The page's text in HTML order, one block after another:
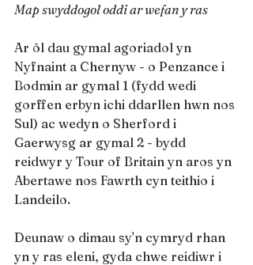
Map swyddogol oddi ar wefan y ras
Ar ôl dau gymal agoriadol yn
Nyfnaint a Chernyw - o Penzance i
Bodmin ar gymal 1 (fydd wedi
gorffen erbyn ichi ddarllen hwn nos
Sul) ac wedyn o Sherford i
Gaerwysg ar gymal 2 - bydd
reidwyr y Tour of Britain yn aros yn
Abertawe nos Fawrth cyn teithio i
Landeilo.
Deunaw o dimau sy'n cymryd rhan
yn y ras eleni, gyda chwe reidiwr i